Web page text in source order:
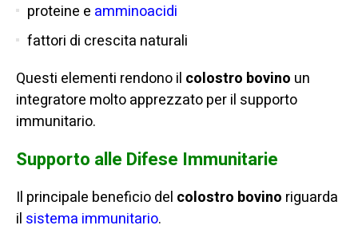
proteine e amminoacidi
fattori di crescita naturali
Questi elementi rendono il colostro bovino un
integratore molto apprezzato per il supporto
immunitario.
Supporto alle Difese Immunitarie
Il principale beneficio del colostro bovino riguarda
il sistema immunitario.